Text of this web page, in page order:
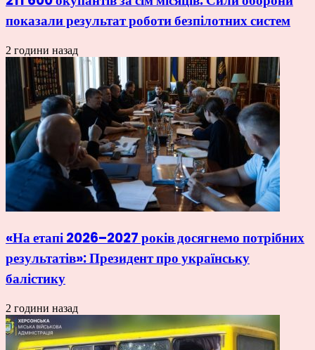
показали результат роботи безпілотних систем
2 години назад
«На етапі 2026–2027 років досягнемо потрібних
результатів»: Президент про українську
балістику
2 години назад